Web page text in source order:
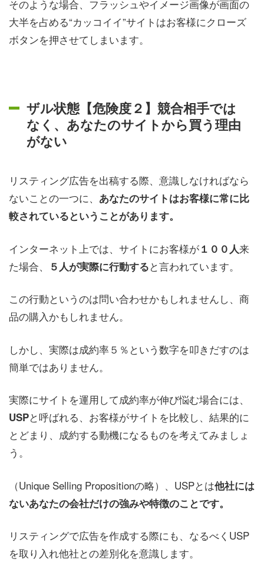
そのような場合、フラッシュやイメージ画像が画面の
大半を占める“カッコイイ”サイトはお客様にクローズ
ボタンを押させてしまいます。
ザル状態【危険度２】競合相手では
なく、あなたのサイトから買う理由
がない
リスティング広告を出稿する際、意識しなければなら
ないことの一つに、 あなたのサイトはお客様に常に比
較されているということがあります。
インターネット上では、サイトにお客様が１００人来
た場合、
５人が実際に行動すると言われています。
この行動というのは問い合わせかもしれませんし、商
品の購入かもしれません。
しかし、実際は成約率５％という数字を叩きだすのは
簡単ではありません。
実際にサイトを運用して成約率が伸び悩む場合には、
USPと呼ばれる、お客様がサイトを比較し、結果的に
とどまり、成約する動機になるものを考えてみましょ
う。
（Unique Selling Propositionの略）、USPとは他社には
ないあなたの会社だけの強みや特徴のことです。
リスティングで広告を作成する際にも、なるべくUSP
を取り入れ他社との差別化を意識します。